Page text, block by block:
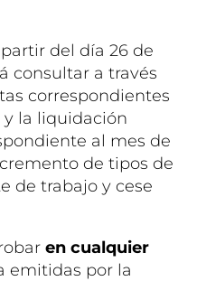
del día 26 de
consultar a través
correspondientes
la liquidación
al mes de
de tipos de
de trabajo y cese
en cualquier
emitidas por la